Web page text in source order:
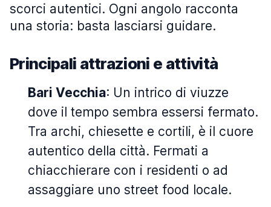
scorci autentici. Ogni angolo racconta
una storia: basta lasciarsi guidare.
Principali attrazioni e attività
Bari Vecchia: Un intrico di viuzze
dove il tempo sembra essersi fermato.
Tra archi, chiesette e cortili, è il cuore
autentico della città. Fermati a
chiacchierare con i residenti o ad
assaggiare uno street food locale.